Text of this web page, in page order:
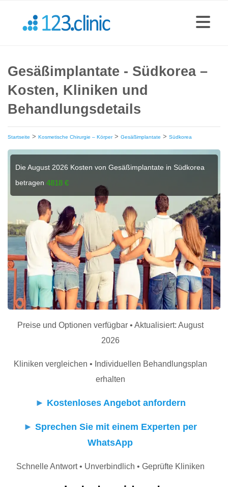
Gesäßimplantate - Südkorea –
Kosten, Kliniken und
Behandlungsdetails
Startseite > Kosmetische Chirurgie – Körper> Gesäßimplantate > Südkorea
Die August 2026 Kosten von Gesäßimplantate in Südkorea
betragen4818 €
Preise und Optionen verfügbar • Aktualisiert: August
2026
Kliniken vergleichen • Individuellen Behandlungsplan
erhalten
► Kostenloses Angebot anfordern
► Sprechen Sie mit einem Experten per
WhatsApp
Schnelle Antwort • Unverbindlich • Geprüfte Kliniken